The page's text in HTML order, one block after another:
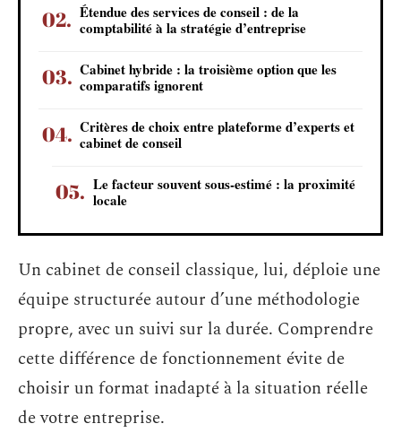
Étendue des services de conseil : de la
comptabilité à la stratégie d’entreprise
Cabinet hybride : la troisième option que les
comparatifs ignorent
Critères de choix entre plateforme d’experts et
cabinet de conseil
Le facteur souvent sous-estimé : la proximité
locale
Un cabinet de conseil classique, lui, déploie une
équipe structurée autour d’une méthodologie
propre, avec un suivi sur la durée. Comprendre
cette différence de fonctionnement évite de
choisir un format inadapté à la situation réelle
de votre entreprise.